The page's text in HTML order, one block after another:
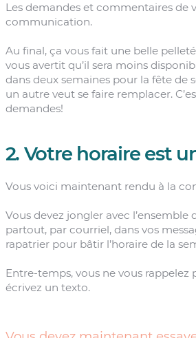
Les demandes et commentaires de
communication.
Au final, ça vous fait une belle
vous avertit qu’il sera moins
dans deux semaines pour la fête de
un autre veut se faire remplacer.
demandes!
2. Votre horaire est
Vous voici maintenant rendu à la
Vous devez jongler avec
partout, par courriel, dans vos
rapatrier pour bâtir l’horaire de la
Entre-temps, vous ne vous rappelez
écrivez un texto.